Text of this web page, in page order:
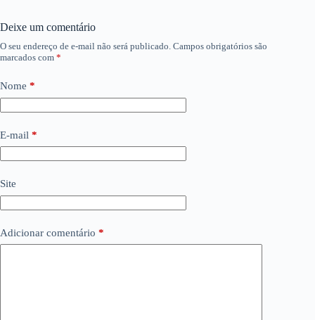
Deixe um comentário
O seu endereço de e-mail não será publicado. Campos obrigatórios são
marcados com *
Nome *
E-mail *
Site
Adicionar comentário *